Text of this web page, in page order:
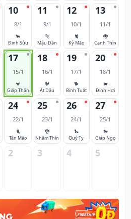
10
8/1
🐂
Đinh Sửu
11
9/1
🐅
Mậu Dần
12
10/1
🐈
Kỷ Mão
13
11/1
🐉
Canh Thìn
17
15/1
🐒
Giáp Thân
18
16/1
🐓
Ất Dậu
19
17/1
🐕
Bính Tuất
20
18/1
🐖
Đinh Hợi
24
22/1
🐈
Tân Mão
25
23/1
🐉
Nhâm Thìn
26
24/1
🐍
Quý Tỵ
27
25/1
🐎
Giáp Ngọ
2 3 4 5